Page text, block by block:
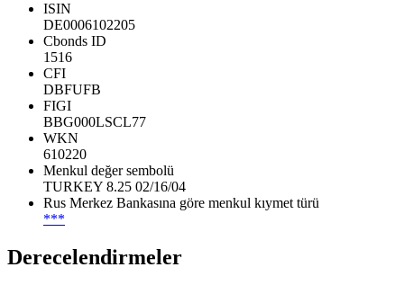
ISIN
DE0006102205
Cbonds ID
1516
CFI
DBFUFB
FIGI
BBG000LSCL77
WKN
610220
Menkul değer sembolü
TURKEY 8.25 02/16/04
Rus Merkez Bankasına göre menkul kıymet türü
***
Derecelendirmeler